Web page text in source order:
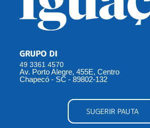
GRUPO DI
49 3361 4570
Av. Porto Alegre, 455E, Centro
Chapecó - SC - 89802-132
SUGERIR PAUTA